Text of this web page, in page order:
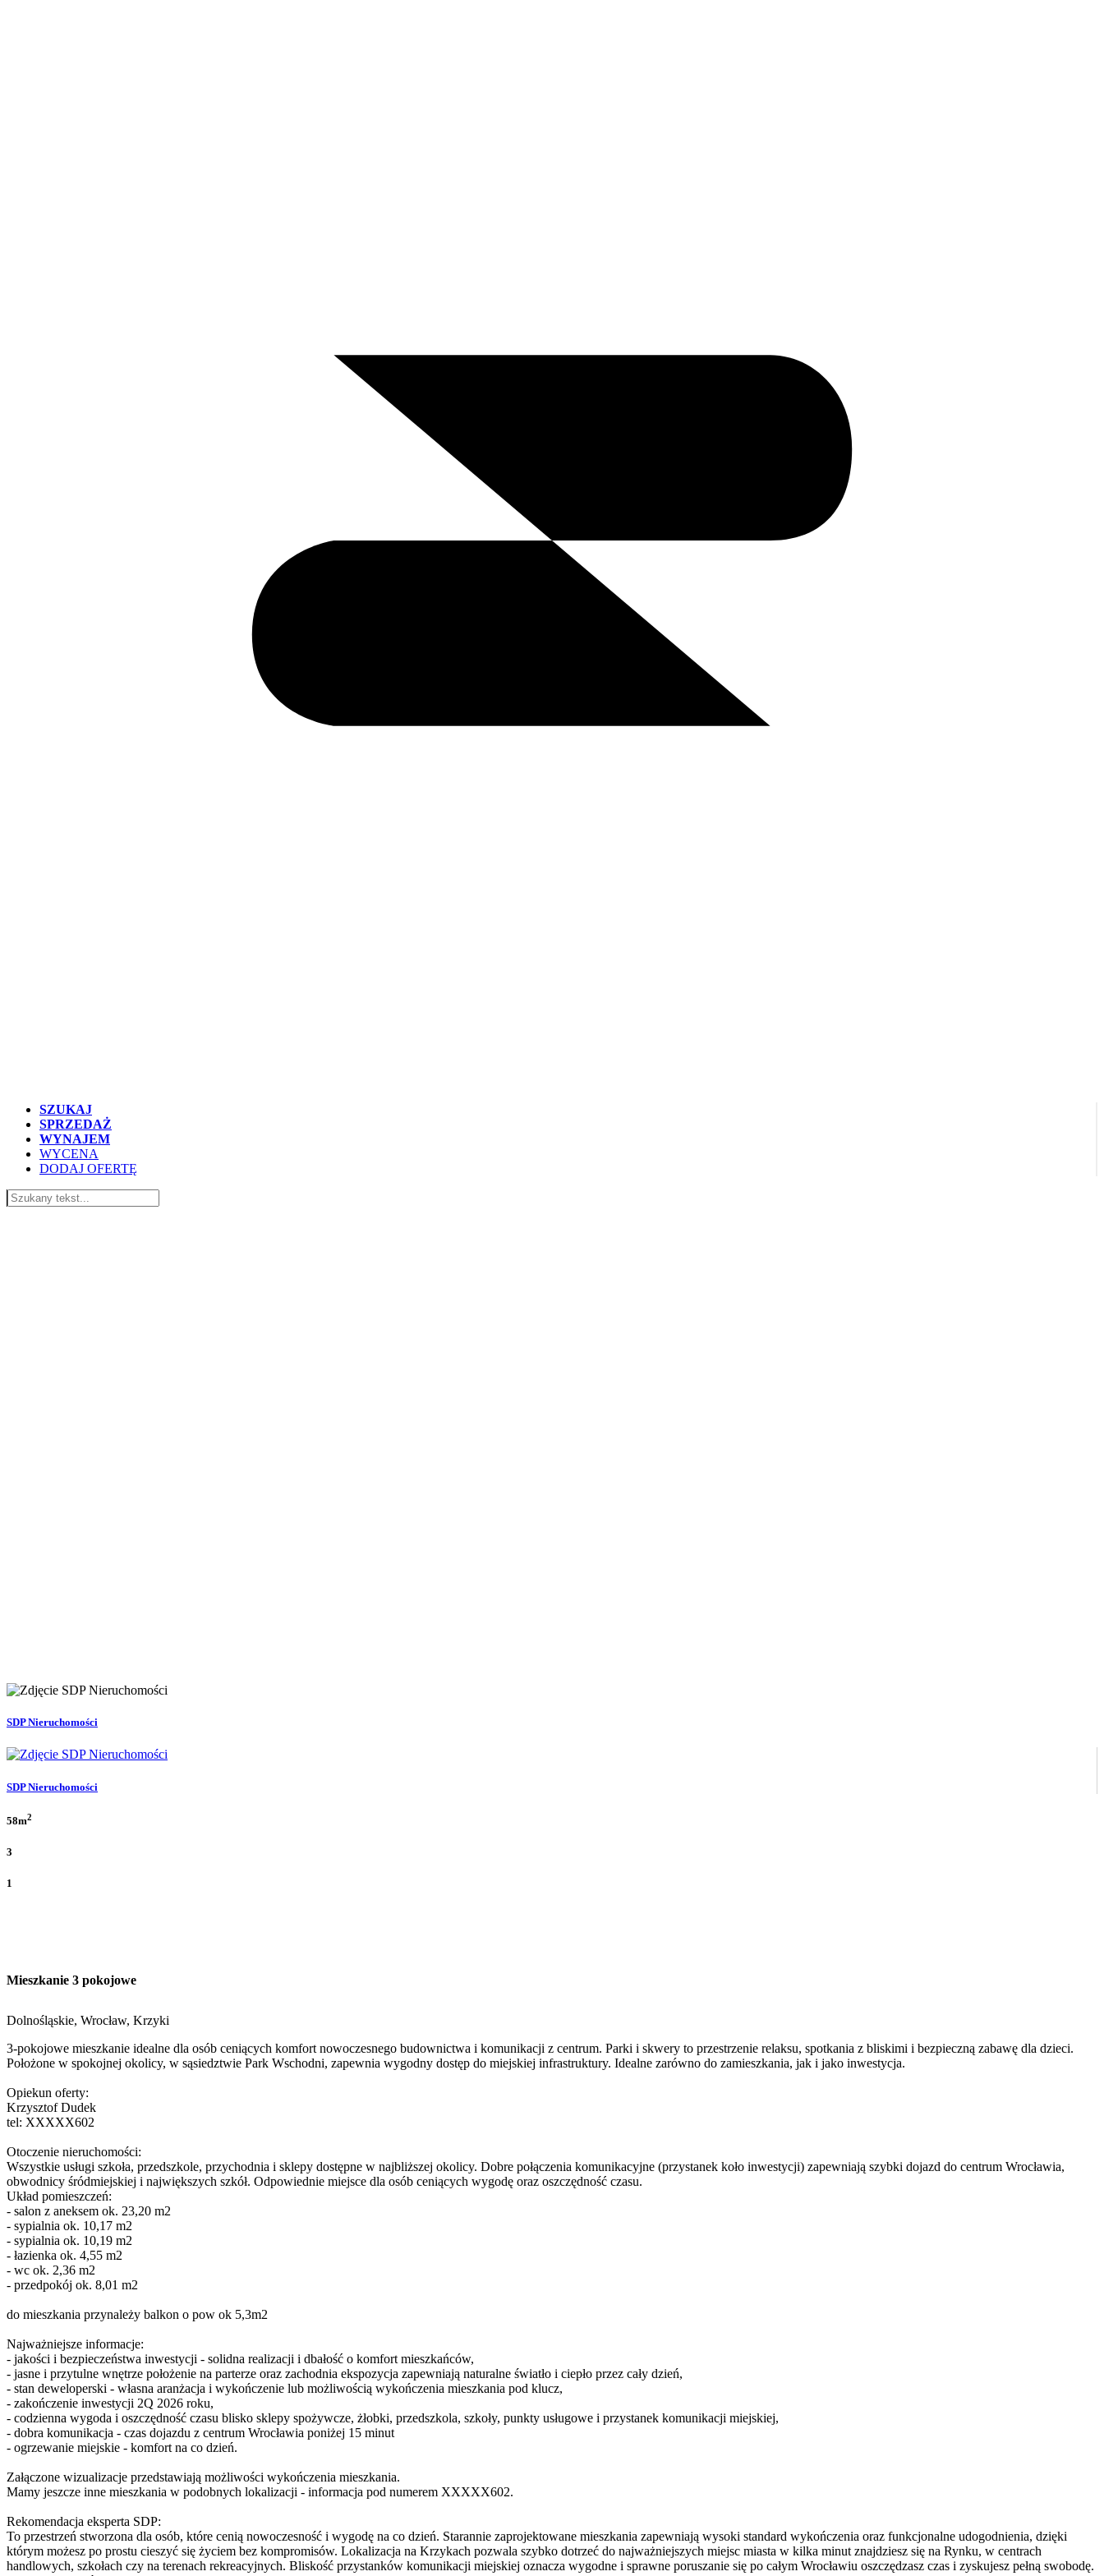
SZUKAJ
SPRZEDAŻ
WYNAJEM
WYCENA
DODAJ OFERTĘ
SDP Nieruchomości
SDP Nieruchomości
58m2
3
1
Mieszkanie 3 pokojowe
Dolnośląskie, Wrocław, Krzyki
3-pokojowe mieszkanie idealne dla osób ceniących komfort nowoczesnego budownictwa i komunikacji z centrum. Parki i skwery to przestrzenie relaksu, spotkania z bliskimi i bezpieczną zabawę dla dzieci.
Położone w spokojnej okolicy, w sąsiedztwie Park Wschodni, zapewnia wygodny dostęp do miejskiej infrastruktury. Idealne zarówno do zamieszkania, jak i jako inwestycja.
Opiekun oferty:
Krzysztof Dudek
tel: XXXXX602
Otoczenie nieruchomości:
Wszystkie usługi szkoła, przedszkole, przychodnia i sklepy dostępne w najbliższej okolicy. Dobre połączenia komunikacyjne (przystanek koło inwestycji) zapewniają szybki dojazd do centrum Wrocławia,
obwodnicy śródmiejskiej i największych szkół. Odpowiednie miejsce dla osób ceniących wygodę oraz oszczędność czasu.
Układ pomieszczeń:
- salon z aneksem ok. 23,20 m2
- sypialnia ok. 10,17 m2
- sypialnia ok. 10,19 m2
- łazienka ok. 4,55 m2
- wc ok. 2,36 m2
- przedpokój ok. 8,01 m2
do mieszkania przynależy balkon o pow ok 5,3m2
Najważniejsze informacje:
- jakości i bezpieczeństwa inwestycji - solidna realizacji i dbałość o komfort mieszkańców,
- jasne i przytulne wnętrze położenie na parterze oraz zachodnia ekspozycja zapewniają naturalne światło i ciepło przez cały dzień,
- stan deweloperski - własna aranżacja i wykończenie lub możliwością wykończenia mieszkania pod klucz,
- zakończenie inwestycji 2Q 2026 roku,
- codzienna wygoda i oszczędność czasu blisko sklepy spożywcze, żłobki, przedszkola, szkoły, punkty usługowe i przystanek komunikacji miejskiej,
- dobra komunikacja - czas dojazdu z centrum Wrocławia poniżej 15 minut
- ogrzewanie miejskie - komfort na co dzień.
Załączone wizualizacje przedstawiają możliwości wykończenia mieszkania.
Mamy jeszcze inne mieszkania w podobnych lokalizacji - informacja pod numerem XXXXX602.
Rekomendacja eksperta SDP:
To przestrzeń stworzona dla osób, które cenią nowoczesność i wygodę na co dzień. Starannie zaprojektowane mieszkania zapewniają wysoki standard wykończenia oraz funkcjonalne udogodnienia, dzięki
którym możesz po prostu cieszyć się życiem bez kompromisów. Lokalizacja na Krzykach pozwala szybko dotrzeć do najważniejszych miejsc miasta w kilka minut znajdziesz się na Rynku, w centrach
handlowych, szkołach czy na terenach rekreacyjnych. Bliskość przystanków komunikacji miejskiej oznacza wygodne i sprawne poruszanie się po całym Wrocławiu oszczędzasz czas i zyskujesz pełną swobodę.